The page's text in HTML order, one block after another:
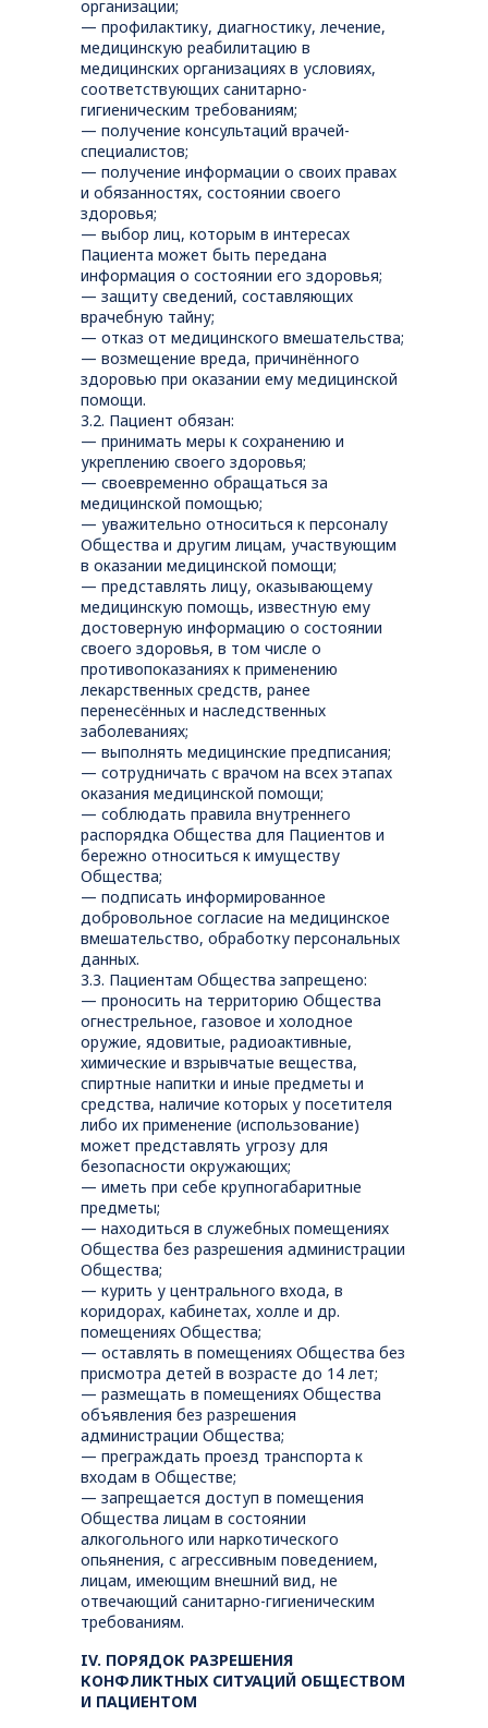
организации;
— профилактику, диагностику, лечение,
медицинскую реабилитацию в
медицинских организациях в условиях,
соответствующих санитарно-
гигиеническим требованиям;
— получение консультаций врачей-
специалистов;
— получение информации о своих правах
и обязанностях, состоянии своего
здоровья;
— выбор лиц, которым в интересах
Пациента может быть передана
информация о состоянии его здоровья;
— защиту сведений, составляющих
врачебную тайну;
— отказ от медицинского вмешательства;
— возмещение вреда, причинённого
здоровью при оказании ему медицинской
помощи.
3.2. Пациент обязан:
— принимать меры к сохранению и
укреплению своего здоровья;
— своевременно обращаться за
медицинской помощью;
— уважительно относиться к персоналу
Общества и другим лицам, участвующим
в оказании медицинской помощи;
— представлять лицу, оказывающему
медицинскую помощь, известную ему
достоверную информацию о состоянии
своего здоровья, в том числе о
противопоказаниях к применению
лекарственных средств, ранее
перенесённых и наследственных
заболеваниях;
— выполнять медицинские предписания;
— сотрудничать с врачом на всех этапах
оказания медицинской помощи;
— соблюдать правила внутреннего
распорядка Общества для Пациентов и
бережно относиться к имуществу
Общества;
— подписать информированное
добровольное согласие на медицинское
вмешательство, обработку персональных
данных.
3.3. Пациентам Общества запрещено:
— проносить на территорию Общества
огнестрельное, газовое и холодное
оружие, ядовитые, радиоактивные,
химические и взрывчатые вещества,
спиртные напитки и иные предметы и
средства, наличие которых у посетителя
либо их применение (использование)
может представлять угрозу для
безопасности окружающих;
— иметь при себе крупногабаритные
предметы;
— находиться в служебных помещениях
Общества без разрешения администрации
Общества;
— курить у центрального входа, в
коридорах, кабинетах, холле и др.
помещениях Общества;
— оставлять в помещениях Общества без
присмотра детей в возрасте до 14 лет;
— размещать в помещениях Общества
объявления без разрешения
администрации Общества;
— преграждать проезд транспорта к
входам в Обществе;
— запрещается доступ в помещения
Общества лицам в состоянии
алкогольного или наркотического
опьянения, с агрессивным поведением,
лицам, имеющим внешний вид, не
отвечающий санитарно-гигиеническим
требованиям.
IV. ПОРЯДОК РАЗРЕШЕНИЯ
КОНФЛИКТНЫХ СИТУАЦИЙ ОБЩЕСТВОМ
И ПАЦИЕНТОМ